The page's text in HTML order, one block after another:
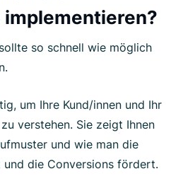
sollte so schnell wie möglich
um Ihre Kund/innen und Ihr
verstehen. Sie zeigt Ihnen
und wie man die
die Conversions fördert.